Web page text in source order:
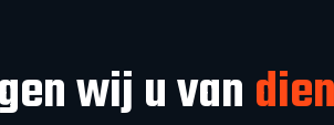
wij u van